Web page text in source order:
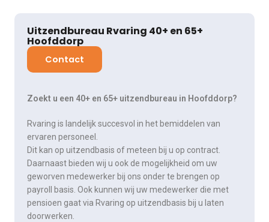
Uitzendbureau Rvaring 40+ en 65+
Hoofddorp
Contact
Zoekt u een 40+ en 65+ uitzendbureau in Hoofddorp?
Rvaring is landelijk succesvol in het bemiddelen van ​
ervaren personeel.
Dit kan op uitzendbasis of meteen bij u op contract.
Daarnaast bieden wij u ook de mogelijkheid om uw
geworven medewerker bij ons onder te brengen op
payroll basis. Ook kunnen wij uw medewerker die met
pensioen gaat via Rvaring op uitzendbasis bij u laten
doorwerken.